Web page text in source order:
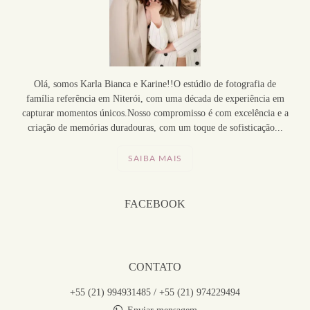
Olá, somos Karla Bianca e Karine!!O estúdio de fotografia de
família referência em Niterói, com uma década de experiência em
capturar momentos únicos.Nosso compromisso é com excelência e a
criação de memórias duradouras, com um toque de sofisticação...
SAIBA MAIS
FACEBOOK
CONTATO
+55 (21) 994931485 / +55 (21) 974229494